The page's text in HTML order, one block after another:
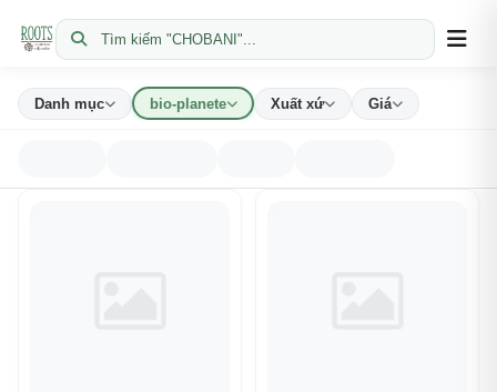
Tìm kiếm "CHOBANI"...
Danh mục bio-planete Xuất xứ Giá